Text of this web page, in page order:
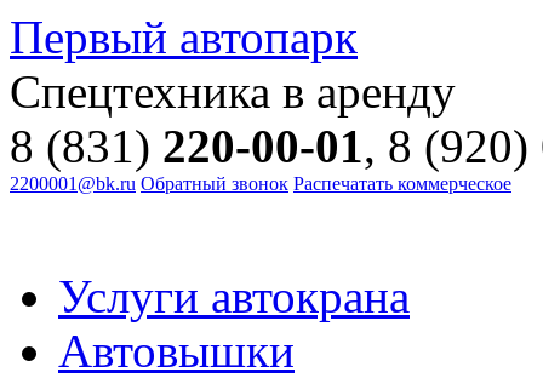
Первый автопарк
Спецтехника в аренду
8 (831) 220-00-01, 8 (920)
2200001@bk.ru Обратный звонок Распечатать коммерческое
Услуги автокрана
Автовышки